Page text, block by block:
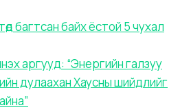
багтсан байх ёстой 5 чухал
аргууд: “Энергийн галзуу
дулаахан Хаусны шийдлийг